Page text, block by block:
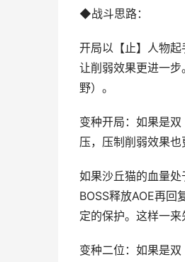
◆战斗思路：
开局以【止】人物
让削弱效果更进一
野）。
变种开局：如果是
压，压制削弱效果也
如果沙丘猫的血量
BOSS释放AOE再回
定的保护。这样一来
变种二位：如果是